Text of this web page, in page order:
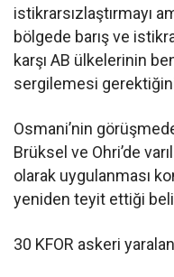
istikrarsızlaştırmayı
bölgede barış ve
karşı AB ülkelerinin
sergilemesi
Osmani’nin
Brüksel ve Ohri’de
olarak uygulanması
yeniden teyit ettiği
30 KFOR askeri